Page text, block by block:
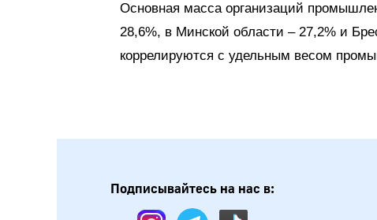
Основная масса организаций
28,6%, в Минской области – 27,2% и
коррелируются с удельным весом
Подписывайтесь на нас в: